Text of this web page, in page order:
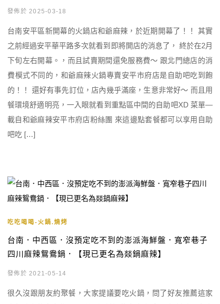
發佈於 2025-03-18
台南安平區新開幕的火鍋店和爺麻辣，於近期開幕了！！ 其實
之前經過安平華平路多次就看到即將開店的消息了， 終於在2月
下旬左右開幕。，而且試賣期間還免服務費～ 跟北門總店的消
費模式不同的，和爺麻辣火鍋專賣安平市府店是自助吧吃到飽
的！！ 還好有事先訂位，店內幾乎滿座，生意非常好～ 而且用
餐環境舒適明亮，一入眼就看到重點區中間的自助吧XD 菜單—
載自和爺麻辣安平市府店粉絲團 來這邊點套餐都可以享用自助
吧吃 […]
吃吃喝喝-火鍋.燒烤
台南．中西區．沒預定吃不到的澎派海鮮盤．寬窄巷子
四川麻辣鴛鴦鍋．【現已更名為燚鍋麻辣】
發佈於 2021-05-14
很久沒跟朋友約聚餐，大家提議要吃火鍋，問了好友推薦這家